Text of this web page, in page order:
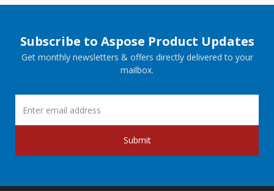
Subscribe to Aspose Product Updates
Get monthly newsletters & offers directly delivered to your
mailbox.
Submit